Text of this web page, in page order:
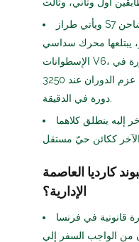
ويأتي طراز S7 الفاخر مزودًا بشاحن توربيني وشاحن
بسعة 3.0 لتر، يبتلعها محرك سداسي
الإسطوانات V6، يضخ 344 حصانًا عند 4000 دورة في
الدقيقة، و 516 رطل قدم من عزم الدوران عند 3250
دورة في الدقيقة.
إليه ينطلق كلاهما
كارديا العاصمة
الإدارية؟
المقامرة قانونية في فرنسا
من الواجب السفر إلي